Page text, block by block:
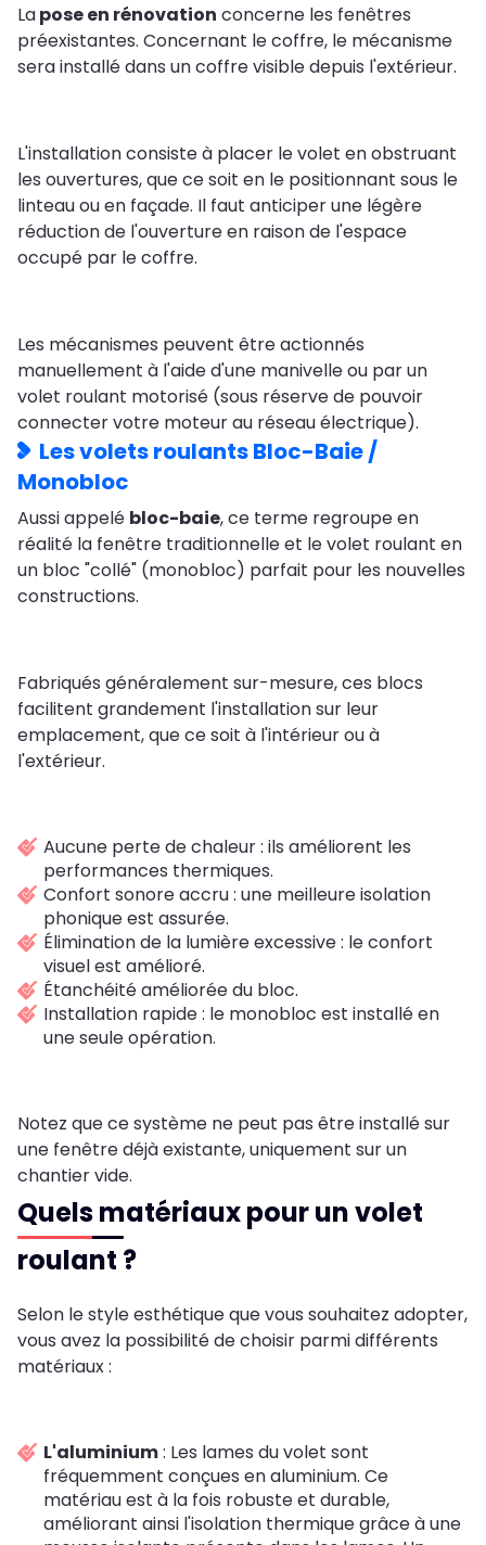
Lapose en rénovation concerne les fenêtres
préexistantes. Concernant le coffre, le mécanisme
sera installé dans un coffre visible depuis l'extérieur.
L'installation consiste à placer le volet en obstruant
les ouvertures, que ce soit en le positionnant sous le
linteau ou en façade. Il faut anticiper une légère
réduction de l'ouverture en raison de l'espace
occupé par le coffre.
Les mécanismes peuvent être actionnés
manuellement à l'aide d'une manivelle ou par un
volet roulant motorisé (sous réserve de pouvoir
connecter votre moteur au réseau électrique).
Les volets roulants Bloc-Baie /
Monobloc
Aussi appelé bloc-baie, ce terme regroupe en
réalité la fenêtre traditionnelle et le volet roulant en
un bloc "collé" (monobloc) parfait pour les nouvelles
constructions.
Fabriqués généralement sur-mesure, ces blocs
facilitent grandement l'installation sur leur
emplacement, que ce soit à l'intérieur ou à
l'extérieur.
Aucune perte de chaleur : ils améliorent les
performances thermiques.
Confort sonore accru : une meilleure isolation
phonique est assurée.
Élimination de la lumière excessive : le confort
visuel est amélioré.
Étanchéité améliorée du bloc.
Installation rapide : le monobloc est installé en
une seule opération.
Notez que ce système ne peut pas être installé sur
une fenêtre déjà existante, uniquement sur un
chantier vide.
Quels matériaux pour un volet
roulant ?
Selon le style esthétique que vous souhaitez adopter,
vous avez la possibilité de choisir parmi différents
matériaux :
L'aluminium: Les lames du volet sont
fréquemment conçues en aluminium. Ce
matériau est à la fois robuste et durable,
améliorant ainsi l'isolation thermique grâce à une